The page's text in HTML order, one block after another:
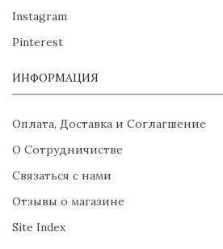
Instagram
Pinterest
ИНФОРМАЦИЯ
Оплата, Доставка и Соглагшение
О Сотрудничистве
Связаться с нами
Отзывы о магазине
Site Index